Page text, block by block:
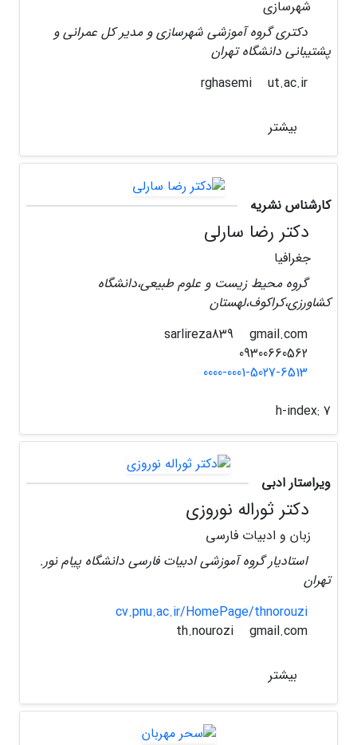
شهرسازی
دکتری گروه آموزشی شهرسازی و مدیر کل عمرانی و
پشتیبانی دانشگاه تهران
ut.ac.ir
بیشتر
کارشناس نشریه
دکتر رضا سارلی
جغرافیا
گروه محیط زیست و علوم طبیعی،دانشگاه
کشاورزی،کراکوف،لهستان
gmail.com
0000-0001-5027-6513
h-index: 7
ویراستار ادبی
دکتر ثوراله نوروزی
زبان و ادبیات فارسی
استادیار گروه آموزشی ادبیات فارسی دانشگاه پیام نور.
تهران
cv.pnu.ac.ir/HomePage/thnorouzi
gmail.com
بیشتر